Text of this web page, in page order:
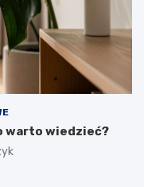
warto wiedzieć?